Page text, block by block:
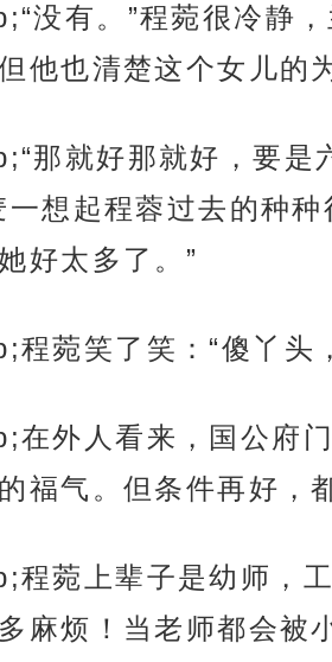
没有。”程菀很冷静
他也清楚这个女儿的
那就好那就好，要是
一想起程蓉过去的种
好太多了。”
菀笑了笑：“傻丫头
在外人看来，国公府
福气。但条件再好，
程菀上辈子是幼师，
麻烦！当老师都会被